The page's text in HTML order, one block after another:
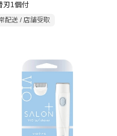
刃1個付
配送 / 店舗受取